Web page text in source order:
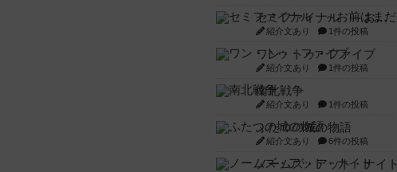
セミファイナル ～お前はまだ生きている～
紹介文あり 1件の投稿
ワン・トゥ・ファイブ
紹介文あり 1件の投稿
南北戦争
紹介文あり 1件の投稿
ふたつの城の物語
紹介文あり 6件の投稿
ノームズ・アット・ナイト